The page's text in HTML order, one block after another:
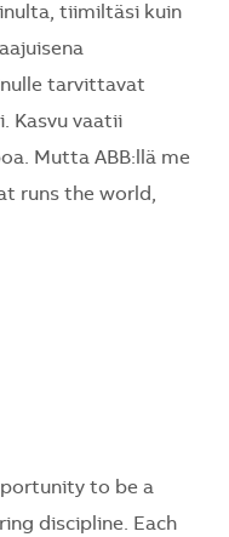
tiimiltäsi kuin
tarvittavat
Kasvu vaatii
Mutta ABB:llä me
runs the world,
to be a
discipline. Each